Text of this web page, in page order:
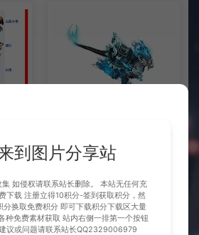
千城
到图片分享站
如侵权请联系站长删除。 本站无任何充
下载 注册立得10积分-签到获取积分，然
分换取免费积分 即可下载积分下载区大量
种免费素材获取 站内右侧一排第一个按钮
议或问题请联系站长QQ2329006979